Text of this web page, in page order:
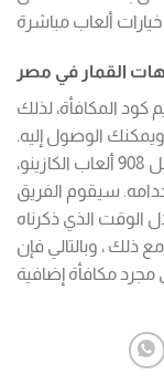
القمار في مصر
كود المكافأة، لذلك
الوصول إليه.
محفظة من ألعاب القمار في كلير كازينو يشمل 908 ألعاب الكازينو،
سيقوم الفريق
الوقت الذي ذكرناه
ذلك ، وبالتالي فإن